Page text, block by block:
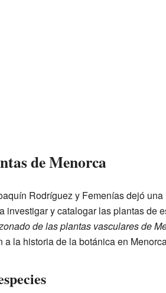
de Menorca
Rodríguez y Femenías dejó
investigar y catalogar las plantas de
de las plantas vasculares de
la historia de la botánica en